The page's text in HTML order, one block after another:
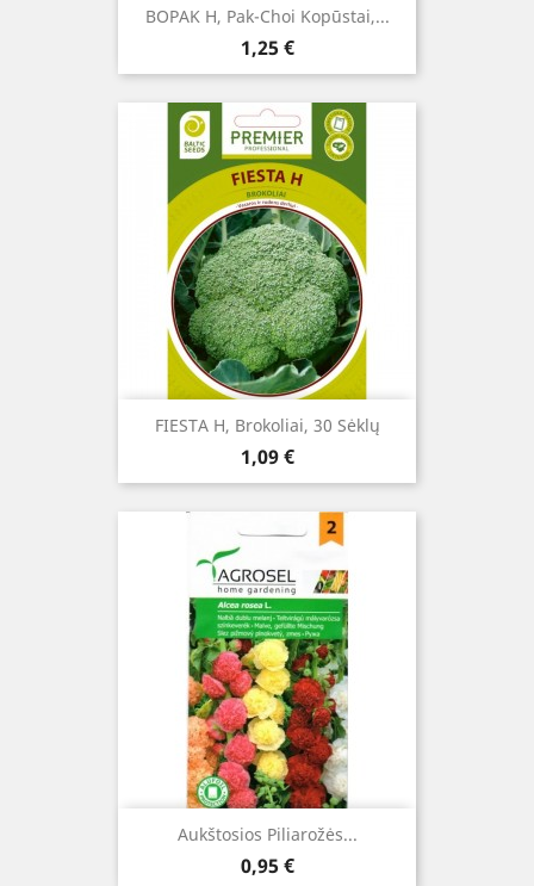
BOPAK H, Pak-Choi Kopūstai,...
Kaina
1,25 €
FIESTA H, Brokoliai, 30 Sėklų
Kaina
1,09 €
Aukštosios Piliarožės...
Kaina
0,95 €